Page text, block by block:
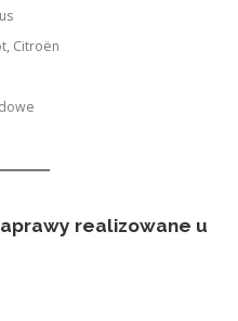
Citroën
realizowane u